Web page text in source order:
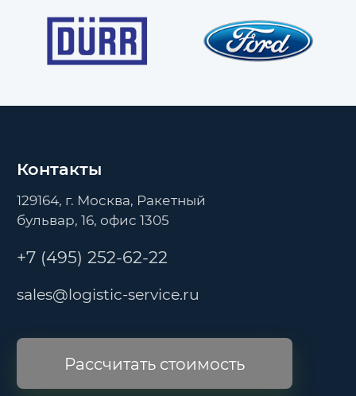
Контакты
129164, г. Москва, Ракетный
бульвар, 16, офис 1305
+7 (495) 252-62-22
sales@logistic-service.ru
Рассчитать стоимость